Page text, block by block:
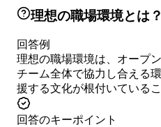
理想の職場環境とは？
回答例
理想の職場環境は、オープ
チーム全体で協力し合える
援する文化が根付いている
回答のキーポイント